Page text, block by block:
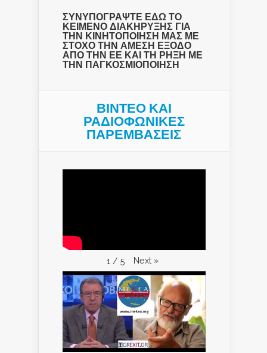
ΣΥΝΥΠΟΓΡΑΨΤΕ ΕΔΩ ΤΟ
ΚΕΙΜΕΝΟ ΔΙΑΚΗΡΥΞΗΣ ΓΙΑ
ΤΗΝ ΚΙΝΗΤΟΠΟΙΗΣΗ ΜΑΣ ΜΕ
ΣΤΟΧΟ ΤΗΝ ΑΜΕΣΗ ΕΞΟΔΟ
ΑΠΟ ΤΗΝ ΕΕ ΚΑΙ ΤΗ ΡΗΞΗ ΜΕ
ΤΗΝ ΠΑΓΚΟΣΜΙΟΠΟΙΗΣΗ
ΒΙΝΤΕΟ ΚΑΙ
ΡΑΔΙΟΦΩΝΙΚΕΣ
ΠΑΡΕΜΒΑΣΕΙΣ
1 / 5 Next »